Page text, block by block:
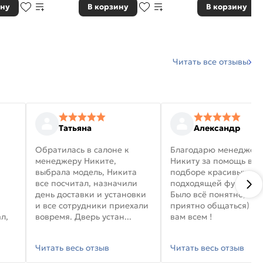
В корзину В корзину
Читать все отзывы
Татьяна
Обратилась в салоне к
менеджеру Никите,
выбрала модель, Никита
все посчитал, назначили
день доставки и установки
и все сотрудники приехали
вовремя. Дверь устан...
Читать весь отзыв
Александр
Благодарю
Никиту за помощь в
подборе красивых
подходящей
Было всё понятно, и
приятно общаться)
вам всем !
Читать весь отзыв